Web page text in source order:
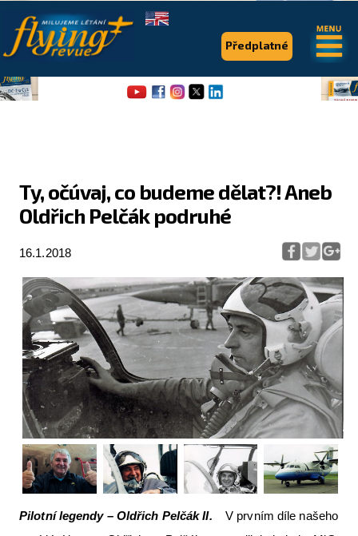
Ty, očúvaj, co budeme dělat?! Aneb
Oldřich Pelčák podruhé
16.1.2018
Pilotní legendy – Oldřich Pelčák II.
V prvním díle našeho
Předplatné
.
Flying Revue
Expedice
Pro piloty
Série & speciály
Letecká videa
Aktuální FR + archiv
Letecká muzea
VFR Communication app